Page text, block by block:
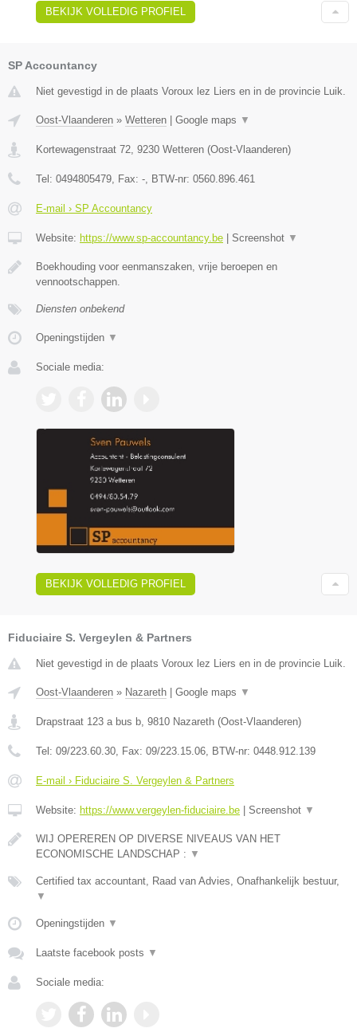
BEKIJK VOLLEDIG PROFIEL
SP Accountancy
Niet gevestigd in de plaats Voroux lez Liers en in de provincie Luik.
Oost-Vlaanderen » Wetteren Google maps ▼
Kortewagenstraat 72 9230 Wetteren (Oost-Vlaanderen)
Tel: 0494805479 , Fax: - , BTW-nr: 0560.896.461
E-mail › SP Accountancy
Website: https://www.sp-accountancy.be Screenshot ▼
Boekhouding voor eenmanszaken, vrije beroepen en
vennootschappen.
Diensten onbekend
Openingstijden ▼
Sociale media:
BEKIJK VOLLEDIG PROFIEL
Fiduciaire S. Vergeylen & Partners
Niet gevestigd in de plaats Voroux lez Liers en in de provincie Luik.
Oost-Vlaanderen » Nazareth | Google maps ▼
Drapstraat 123 a bus b 9810 Nazareth (Oost-Vlaanderen)
Tel: 09/223.60.30 , Fax: 09/223.15.06 , BTW-nr: 0448.912.139
E-mail › Fiduciaire S. Vergeylen & Partners
Website: https://www.vergeylen-fiduciaire.be | Screenshot ▼
WIJ OPEREREN OP DIVERSE NIVEAUS VAN HET
ECONOMISCHE LANDSCHAP : ▼
Certified tax accountant, Raad van Advies, Onafhankelijk bestuur,
▼
Openingstijden ▼
Laatste facebook posts ▼
Sociale media: